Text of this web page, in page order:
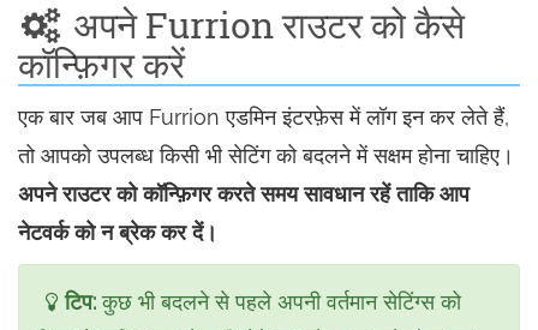
अपने Furrion राउटर को कैसे
कॉन्फ़िगर करें
एक बार जब आप Furrion एडमिन इंटरफ़ेस में लॉग इन कर लेते हैं,
तो आपको उपलब्ध किसी भी सेटिंग को बदलने में सक्षम होना चाहिए।
अपने राउटर को कॉन्फ़िगर करते समय सावधान रहें ताकि आप
नेटवर्क को न ब्रेक कर दें।
टिप:कुछ भी बदलने से पहले अपनी वर्तमान सेटिंग्स को